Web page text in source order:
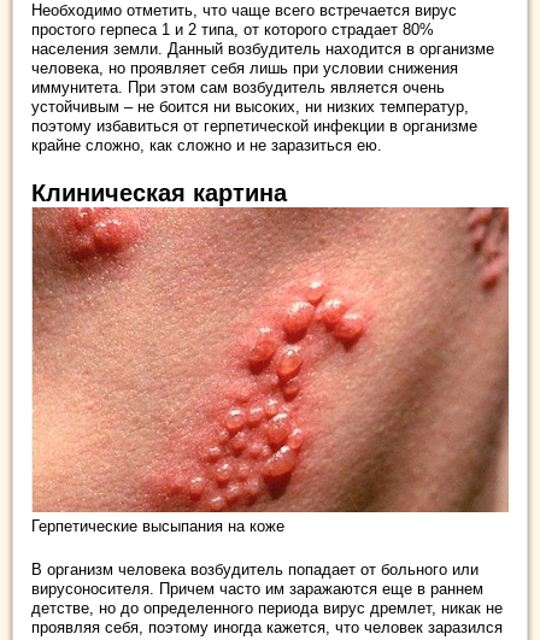
Необходимо отметить, что чаще всего встречается вирус
простого герпеса 1 и 2 типа, от которого страдает 80%
населения земли. Данный возбудитель находится в организме
человека, но проявляет себя лишь при условии снижения
иммунитета. При этом сам возбудитель является очень
устойчивым – не боится ни высоких, ни низких температур,
поэтому избавиться от герпетической инфекции в организме
крайне сложно, как сложно и не заразиться ею.
Клиническая картина
Герпетические высыпания на коже
В организм человека возбудитель попадает от больного или
вирусоносителя. Причем часто им заражаются еще в раннем
детстве, но до определенного периода вирус дремлет, никак не
проявляя себя, поэтому иногда кажется, что человек заразился